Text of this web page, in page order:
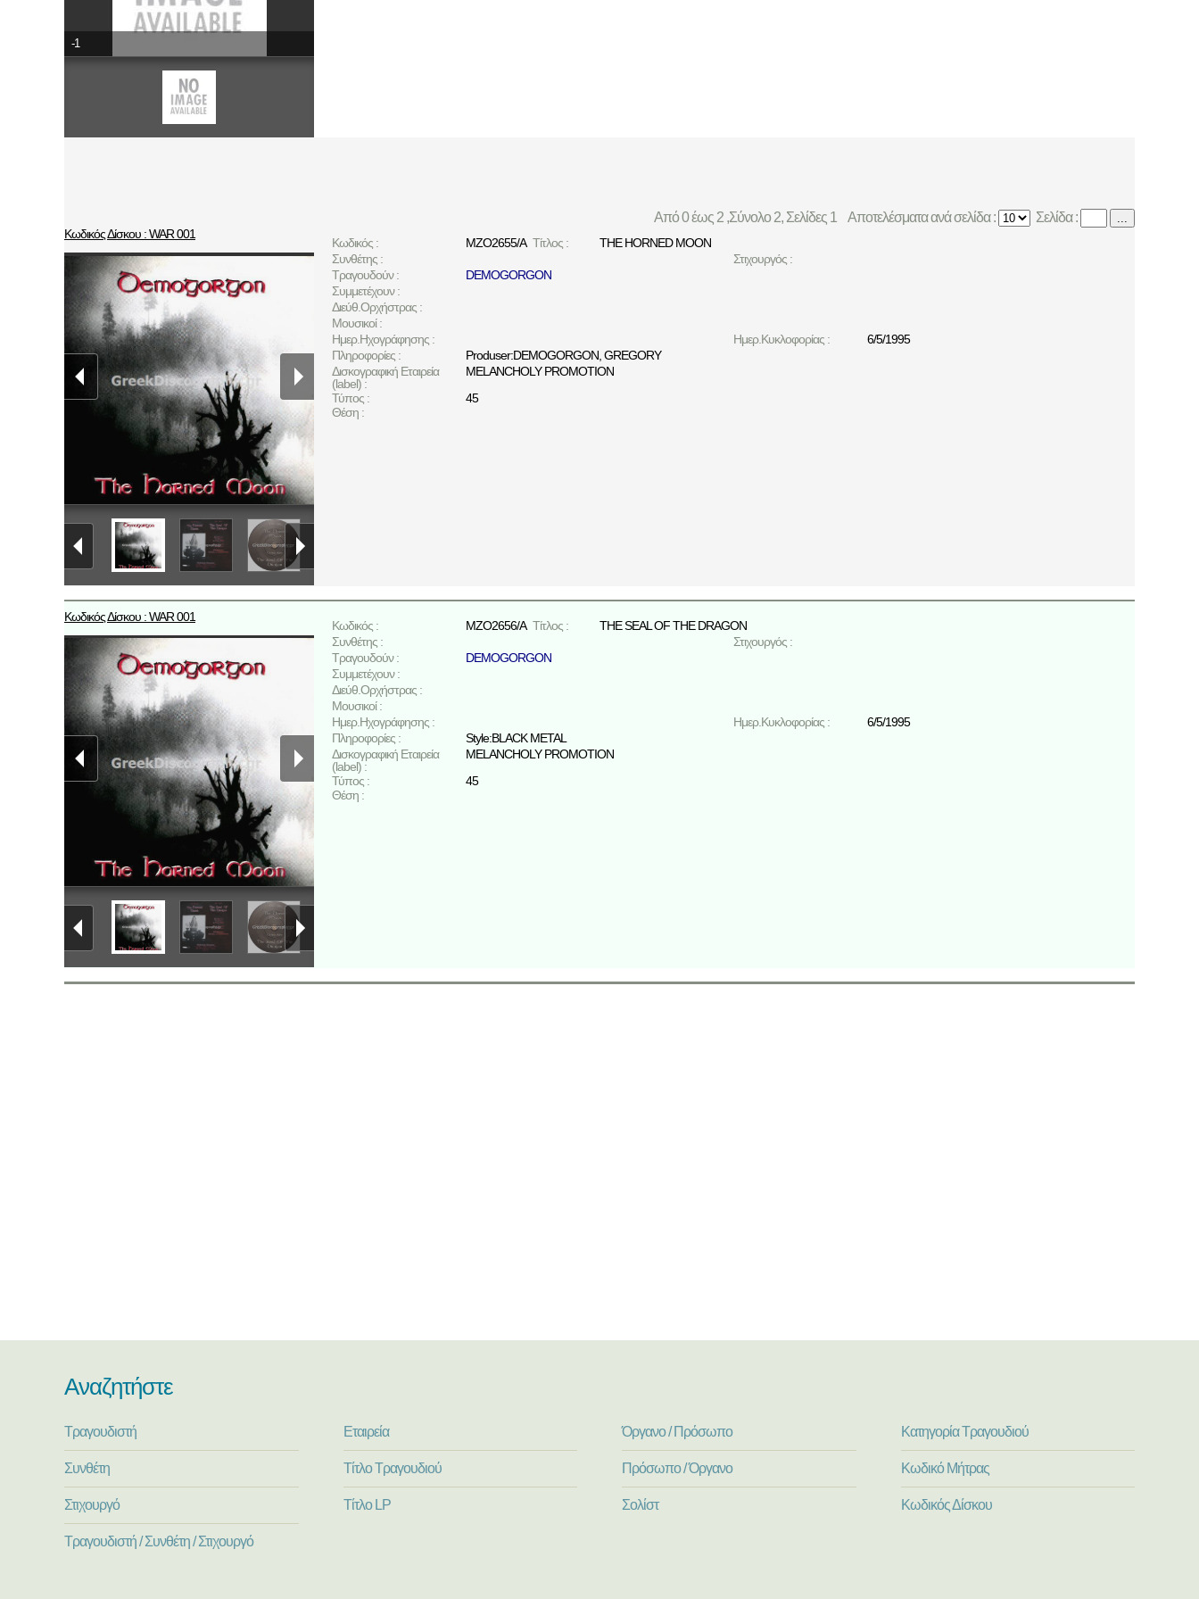
-1
Από 0 έως 2 ,Σύνολο 2, Σελίδες 1 Αποτελέσματα ανά σελίδα : Σελίδα : ...
Κωδικός Δίσκου : WAR 001
Κωδικός : MZO2655/A Τίτλος :
THE HORNED MOON
Συνθέτης :
Στιχουργός :
Τραγουδούν :
DEMOGORGON
Συμμετέχουν :
Διεύθ.Ορχήστρας :
Μουσικοί :
Ημερ.Ηχογράφησης :
Ημερ.Κυκλοφορίας :
6/5/1995
Πληροφορίες :
Produser:DEMOGORGON, GREGORY
Δισκογραφική Εταιρεία
(label) :
MELANCHOLY PROMOTION
Τύπος :
45
Θέση :
Κωδικός Δίσκου : WAR 001
Κωδικός : MZO2656/A Τίτλος :
THE SEAL OF THE DRAGON
Συνθέτης :
Στιχουργός :
Τραγουδούν :
DEMOGORGON
Συμμετέχουν :
Διεύθ.Ορχήστρας :
Μουσικοί :
Ημερ.Ηχογράφησης :
Ημερ.Κυκλοφορίας :
6/5/1995
Πληροφορίες :
Style:BLACK METAL
Δισκογραφική Εταιρεία
(label) :
MELANCHOLY PROMOTION
Τύπος :
45
Θέση :
Αναζητήστε
Τραγουδιστή
Συνθέτη
Στιχουργό
Τραγουδιστή / Συνθέτη / Στιχουργό
Εταιρεία
Τίτλο Τραγουδιού
Τίτλο LP
Όργανο / Πρόσωπο
Πρόσωπο / Όργανο
Σολίστ
Κατηγορία Τραγουδιού
Κωδικό Μήτρας
Κωδικός Δίσκου